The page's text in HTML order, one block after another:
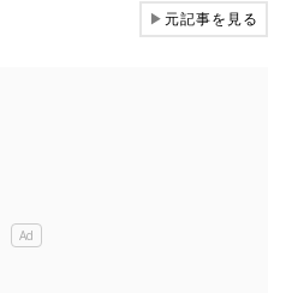
▶元記事を見る